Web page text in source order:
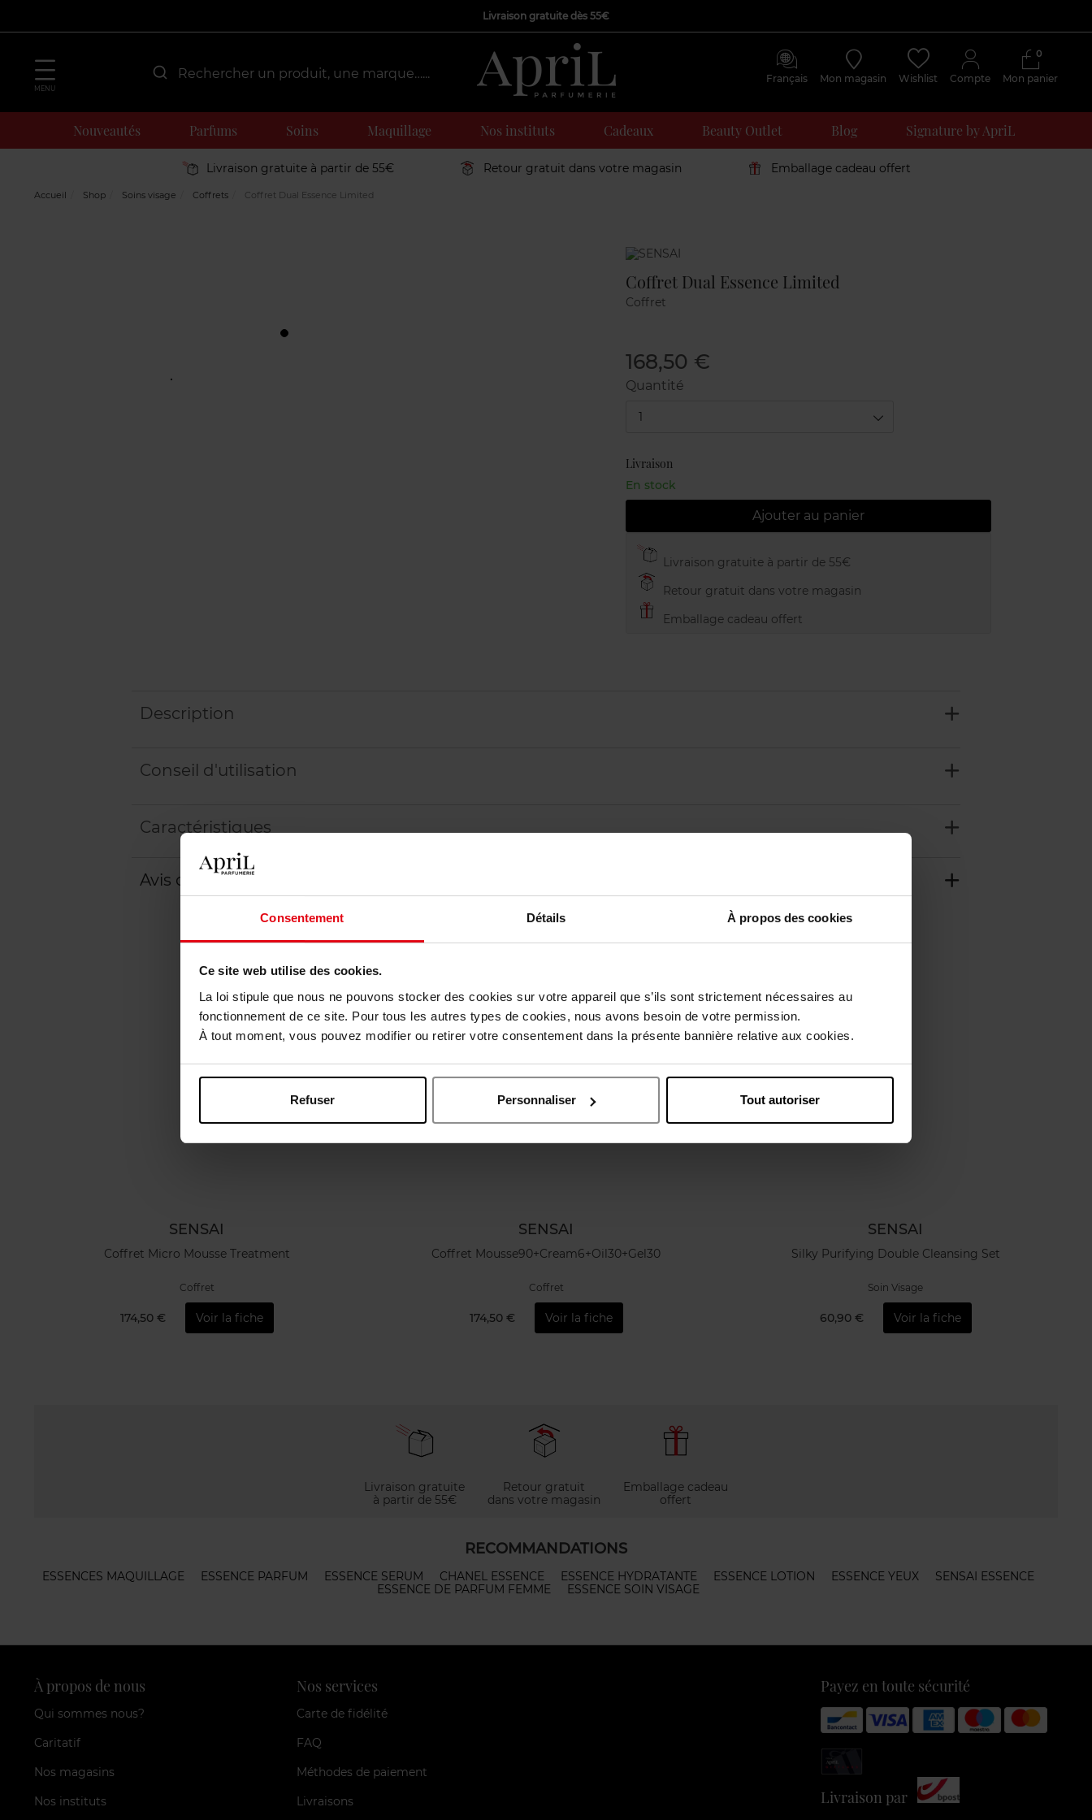
Consentement Détails À propos des cookies
Ce site web utilise des cookies.
La loi stipule que nous ne pouvons stocker des cookies sur votre appareil que s’ils sont strictement nécessaires au
fonctionnement de ce site. Pour tous les autres types de cookies, nous avons besoin de votre permission.
À tout moment, vous pouvez modifier ou retirer votre consentement dans la présente bannière relative aux cookies.
Refuser Personnaliser Tout autoriser
Livraison gratuite dès 55€
MENU
Français Mon magasin Wishlist Compte Mon panier
0
Nouveautés Parfums Soins Maquillage Nos instituts Cadeaux Beauty Outlet Blog Signature by ApriL
Livraison gratuite à partir de 55€ Retour gratuit dans votre magasin Emballage cadeau offert
Accueil Shop Soins visage Coffrets Coffret Dual Essence Limited
Marque
clients
Coffret Dual Essence Limited
Coffret
168,50 €
Quantité
1
Livraison
En stock
Ajouter au panier
Livraison gratuite à partir de 55€
Retour gratuit dans votre magasin
Emballage cadeau offert
Description
Conseil d'utilisation
Caractéristiques
Avis client
Vous aimerez peut-être
SENSAI
Coffret Micro Mousse Treatment
Coffret
174,50 € Voir la fiche
SENSAI
Coffret Mousse90+Cream6+Oil30+Gel30
Coffret
174,50 € Voir la fiche
SENSAI
Silky Purifying Double Cleansing Set
Soin Visage
60,90 € Voir la fiche
Livraison gratuite
à partir de 55€
Retour gratuit
dans votre magasin
Emballage cadeau
offert
RECOMMANDATIONS
ESSENCES MAQUILLAGE ESSENCE PARFUM ESSENCE SERUM CHANEL ESSENCE ESSENCE HYDRATANTE ESSENCE LOTION ESSENCE YEUX
SENSAI ESSENCE
ESSENCE DE PARFUM FEMME
ESSENCE SOIN VISAGE
À propos de nous
Qui sommes nous?
Caritatif
Nos magasins
Nos instituts
Nos services
Carte de fidélité
FAQ
Méthodes de paiement
Livraisons
Payez en toute sécurité
Livraison par